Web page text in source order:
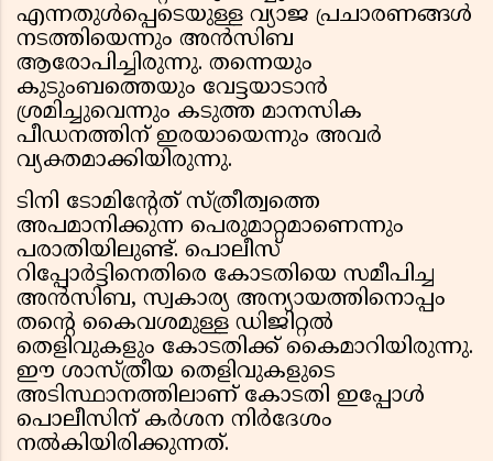
എന്നതുൾപ്പെടെയുള്ള വ്യാജ പ്രചാരണങ്ങൾ
നടത്തിയെന്നും അൻസിബ
ആരോപിച്ചിരുന്നു. തന്നെയും
കുടുംബത്തെയും വേട്ടയാടാൻ
ശ്രമിച്ചുവെന്നും കടുത്ത മാനസിക
പീഡനത്തിന് ഇരയായെന്നും അവർ
വ്യക്തമാക്കിയിരുന്നു.
ടിനി ടോമിന്റേത് സ്ത്രീത്വത്തെ
അപമാനിക്കുന്ന പെരുമാറ്റമാണെന്നും
പരാതിയിലുണ്ട്. പൊലീസ്
റിപ്പോർട്ടിനെതിരെ കോടതിയെ സമീപിച്ച
അൻസിബ, സ്വകാര്യ അന്യായത്തിനൊപ്പം
തന്റെ കൈവശമുള്ള ഡിജിറ്റൽ
തെളിവുകളും കോടതിക്ക് കൈമാറിയിരുന്നു.
ഈ ശാസ്ത്രീയ തെളിവുകളുടെ
അടിസ്ഥാനത്തിലാണ് കോടതി ഇപ്പോൾ
പൊലീസിന് കർശന നിർദേശം
നൽകിയിരിക്കുന്നത്.